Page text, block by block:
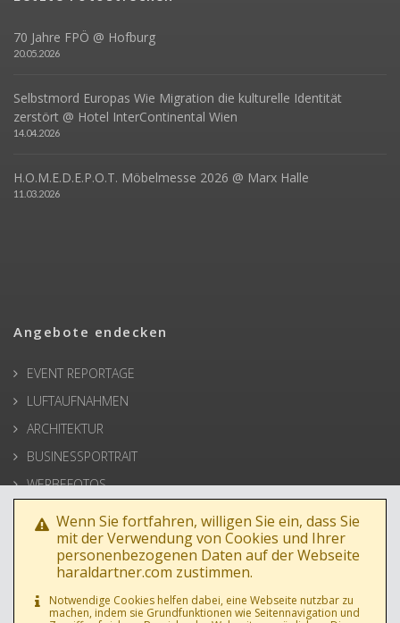
70 Jahre FPÖ @ Hofburg
20.05.2026
Selbstmord Europas Wie Migration die kulturelle Identität
zerstört @ Hotel InterContinental Wien
14.04.2026
H.O.M.E.D.E.P.O.T. Möbelmesse 2026 @ Marx Halle
11.03.2026
Angebote endecken
EVENT REPORTAGE
LUFTAUFNAHMEN
ARCHITEKTUR
BUSINESSPORTRAIT
WERBEFOTOS
HOCHZEIT
PRESSE
Wenn Sie fortfahren, willigen Sie ein, dass Sie
mit der Verwendung von Cookies und Ihrer
personenbezogenen Daten auf der Webseite
haraldartner.com zustimmen.
Notwendige Cookies helfen dabei, eine Webseite nutzbar zu
machen, indem sie Grundfunktionen wie Seitennavigation und